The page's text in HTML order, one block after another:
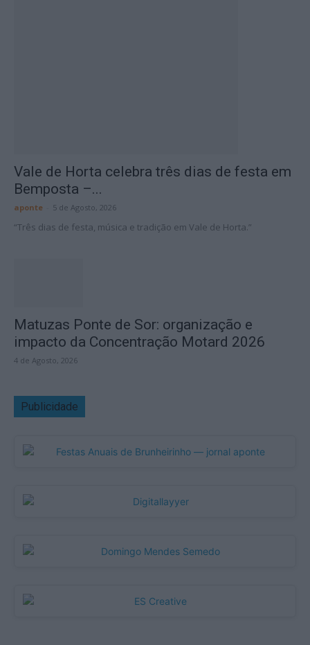
Vale de Horta celebra três dias de festa em
Bemposta –...
aponte 5 de Agosto, 2026
“Três dias de festa, música e tradição em Vale de Horta.”
Matuzas Ponte de Sor: organização e
impacto da Concentração Motard 2026
4 de Agosto, 2026
Publicidade